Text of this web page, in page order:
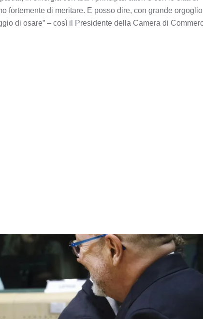
fortemente di meritare. E posso dire, con grande
di osare” – così il Presidente della Camera di